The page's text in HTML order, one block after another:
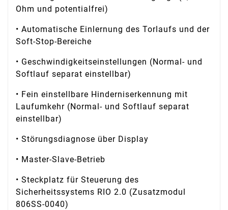
Ohm und potentialfrei)
• Automatische Einlernung des Torlaufs und der
Soft-Stop-Bereiche
• Geschwindigkeitseinstellungen (Normal- und
Softlauf separat einstellbar)
• Fein einstellbare Hinderniserkennung mit
Laufumkehr (Normal- und Softlauf separat
einstellbar)
• Störungsdiagnose über Display
• Master-Slave-Betrieb
• Steckplatz für Steuerung des
Sicherheitssystems RIO 2.0 (Zusatzmodul
806SS-0040)